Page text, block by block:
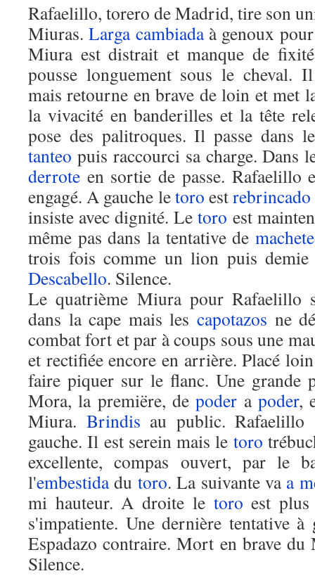
Rafaelillo, torero de Madrid, tire son
Miuras.Larga cambiadaà genoux
Miura est distrait et manque de
pousse longuement sous le cheval.
mais retourne en brave de loin et met
la vivacité en banderilles et la tête
pose des palitroques. Il passe dans
tanteo puis raccourci sa charge. Dans
derrote en sortie de passe. Rafaelillo
engagé. A gauche letoro estrebrincado
insiste avec dignité. Letoro est
même pas dans la tentative de
trois fois comme un lion puis demie
Descabello. Silence.
Le quatrième Miura pour Rafaelillo
dans la cape mais les capotazos ne
combat fort et par à coups sous une
et rectifiée encore en arrière. Placé
faire piquer sur le flanc. Une grande
Mora, la premiëre, depoder a poder,
Miura. Brindis au public.
gauche. Il est serein mais le toro
excellente, compas ouvert, par le
l'embestidadu toro. La suivante va a
mi hauteur. A droite le toro est
s'impatiente. Une dernière tentative à
Espadazo contraire. Mort en brave
Silence.